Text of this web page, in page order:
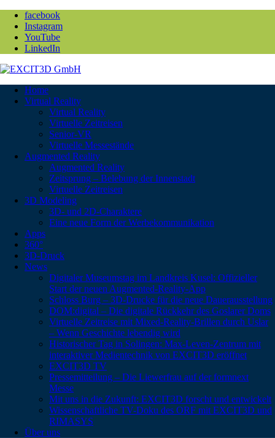
facebook
Instagram
YouTube
LinkedIn
Home
Virtual Reality
Virtual Reality
Virtuelle Zeitreisen
Senior-VR
Virtuelle Messestände
Augmented Reality
Augmented Reality
Zeitsprung – Belebung der Innenstadt
Virtuelle Zeitreisen
3D Modeling
3D- und 2D-Charaktere
Eine neue Form der Werbekommunikation
Apps
360°
3D-Druck
News
Digitaler Museumstag im Landkreis Kusel: Offizieller
Start der neuen Augmented-Reality-App
Schloss Burg – 3D-Drucke für die neue Dauerausstellung
DOM:digital – Die digitale Rückkehr des Goslarer Doms
Virtuelle Zeitreise mit Mixed-Reality-Brillen durch Uslar
– Wenn Geschichte lebendig wird
Historischer Tag in Solingen: Max-Leven-Zentrum mit
interaktiver Medientechnik von EXCIT3D eröffnet
EXCIT3D TV
Pressemitteilung – Die Liewerfrau auf der formnext
Messe
Mit uns in die Zukunft: EXCIT3D forscht und entwickelt
Wissenschaftliche TV-Doku des ORF mit EXCIT3D und
RIMASYS
Über uns